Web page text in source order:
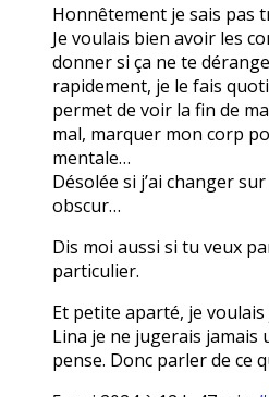
Honnêtement je sais pas
Je voulais bien avoir les
donner si ça ne te
rapidement, je le fais
permet de voir la fin de
mal, marquer mon corp
mentale…
Désolée si j’ai changer
obscur…
Dis moi aussi si tu veux
particulier.
Et petite aparté, je
Lina je ne jugerais jamais
pense. Donc parler de ce